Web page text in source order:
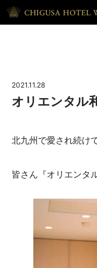
CEREMONY
ウェディング・レポート
2021.11.28
オリエンタル
北九州で愛され続け
皆さん『オリエンタ